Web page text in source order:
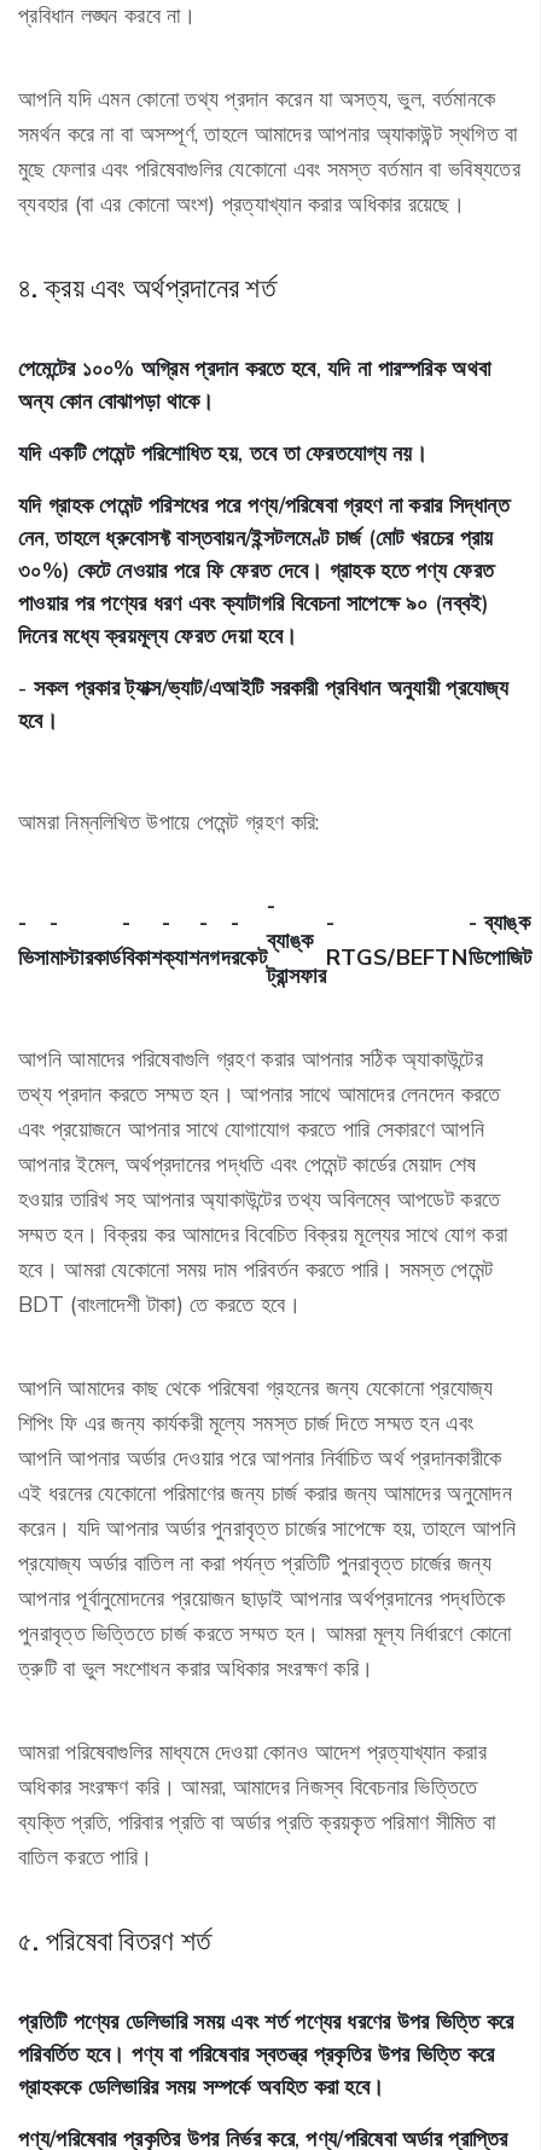
প্রবিধান লঙ্ঘন করবে না।
আপনি যদি এমন কোনো তথ্য প্রদান করেন যা অসত্য, ভুল, বর্তমানকে
সমর্থন করে না বা অসম্পূর্ণ, তাহলে আমাদের আপনার অ্যাকাউন্ট স্থগিত বা
মুছে ফেলার এবং পরিষেবাগুলির যেকোনো এবং সমস্ত বর্তমান বা ভবিষ্যতের
ব্যবহার (বা এর কোনো অংশ) প্রত্যাখ্যান করার অধিকার রয়েছে।
৪. ক্রয় এবং অর্থপ্রদানের শর্ত
পেমেন্টের ১০০% অগ্রিম প্রদান করতে হবে, যদি না পারস্পরিক অথবা
অন্য কোন বোঝাপড়া থাকে।
যদি একটি পেমেন্ট পরিশোধিত হয়, তবে তা ফেরতযোগ্য নয়।
যদি গ্রাহক পেমেন্ট পরিশধের পরে পণ্য/পরিষেবা গ্রহণ না করার সিদ্ধান্ত
নেন, তাহলে ধ্রুবোসফ্ট বাস্তবায়ন/ইন্সটলমেণ্ট চার্জ (মোট খরচের প্রায়
৩০%) কেটে নেওয়ার পরে ফি ফেরত দেবে। গ্রাহক হতে পণ্য ফেরত
পাওয়ার পর পণ্যের ধরণ এবং ক্যাটাগরি বিবেচনা সাপেক্ষে ৯০ (নব্বই)
দিনের মধ্যে ক্রয়মূল্য ফেরত দেয়া হবে।
- সকল প্রকার ট্যাক্স/ভ্যাট/এআইটি সরকারী প্রবিধান অনুযায়ী প্রযোজ্য
হবে।
আমরা নিম্নলিখিত উপায়ে পেমেন্ট গ্রহণ করি:
-
ভিসা
-
মাস্টারকার্ড
-
বিকাশ
-
ক্যাশ
-
নগদ
-
রকেট
-
ব্যাঙ্ক
ট্রান্সফার
-
RTGS/BEFTN
- ব্যাঙ্ক
ডিপোজিট
আপনি আমাদের পরিষেবাগুলি গ্রহণ করার আপনার সঠিক অ্যাকাউন্টের
তথ্য প্রদান করতে সম্মত হন। আপনার সাথে আমাদের লেনদেন করতে
এবং প্রয়োজনে আপনার সাথে যোগাযোগ করতে পারি সেকারণে আপনি
আপনার ইমেল, অর্থপ্রদানের পদ্ধতি এবং পেমেন্ট কার্ডের মেয়াদ শেষ
হওয়ার তারিখ সহ আপনার অ্যাকাউন্টের তথ্য অবিলম্বে আপডেট করতে
সম্মত হন। বিক্রয় কর আমাদের বিবেচিত বিক্রয় মূল্যের সাথে যোগ করা
হবে। আমরা যেকোনো সময় দাম পরিবর্তন করতে পারি। সমস্ত পেমেন্ট
BDT (বাংলাদেশী টাকা) তে করতে হবে।
আপনি আমাদের কাছ থেকে পরিষেবা গ্রহনের জন্য যেকোনো প্রযোজ্য
শিপিং ফি এর জন্য কার্যকরী মূল্যে সমস্ত চার্জ দিতে সম্মত হন এবং
আপনি আপনার অর্ডার দেওয়ার পরে আপনার নির্বাচিত অর্থ প্রদানকারীকে
এই ধরনের যেকোনো পরিমাণের জন্য চার্জ করার জন্য আমাদের অনুমোদন
করেন। যদি আপনার অর্ডার পুনরাবৃত্ত চার্জের সাপেক্ষে হয়, তাহলে আপনি
প্রযোজ্য অর্ডার বাতিল না করা পর্যন্ত প্রতিটি পুনরাবৃত্ত চার্জের জন্য
আপনার পূর্বানুমোদনের প্রয়োজন ছাড়াই আপনার অর্থপ্রদানের পদ্ধতিকে
পুনরাবৃত্ত ভিত্তিতে চার্জ করতে সম্মত হন। আমরা মূল্য নির্ধারণে কোনো
ত্রুটি বা ভুল সংশোধন করার অধিকার সংরক্ষণ করি।
আমরা পরিষেবাগুলির মাধ্যমে দেওয়া কোনও আদেশ প্রত্যাখ্যান করার
অধিকার সংরক্ষণ করি। আমরা, আমাদের নিজস্ব বিবেচনার ভিত্তিতে
ব্যক্তি প্রতি, পরিবার প্রতি বা অর্ডার প্রতি ক্রয়কৃত পরিমাণ সীমিত বা
বাতিল করতে পারি।
৫. পরিষেবা বিতরণ শর্ত
প্রতিটি পণ্যের ডেলিভারি সময় এবং শর্ত পণ্যের ধরণের উপর ভিত্তি করে
পরিবর্তিত হবে। পণ্য বা পরিষেবার স্বতন্ত্র প্রকৃতির উপর ভিত্তি করে
গ্রাহককে ডেলিভারির সময় সম্পর্কে অবহিত করা হবে।
পণ্য/পরিষেবার প্রকৃতির উপর নির্ভর করে, পণ্য/পরিষেবা অর্ডার প্রাপ্তির